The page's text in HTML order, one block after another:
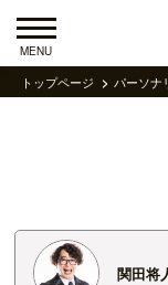
MENU
トップページ パーソナ
関田将